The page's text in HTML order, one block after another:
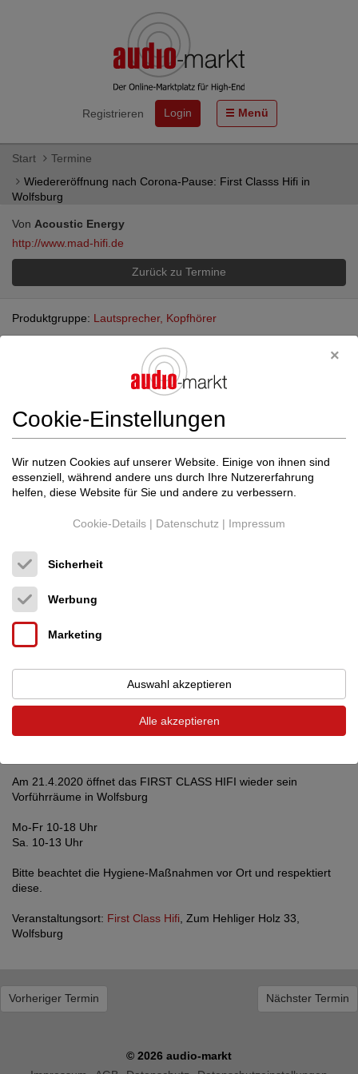
Registrieren Login Menü
Start
Termine
Wiedereröffnung nach Corona-Pause: First Classs Hifi in
Wolfsburg
Von Acoustic Energy
http://www.mad-hifi.de
Zurück zu Termine
Produktgruppe: Lautsprecher, Kopfhörer
Wiedereröffnung nach Corona-Pause:
First Classs Hifi in Wolfsburg
Es gibt wieder das volle Programm von Hifi, u.a.
zu kaufen und nicht zur zu bestaunen.
Am 21.4.2020 öffnet das FIRST CLASS HIFI wieder sein
Vorführräume in Wolfsburg
Mo-Fr 10-18 Uhr
Sa. 10-13 Uhr
Bitte beachtet die Hygiene-Maßnahmen vor Ort und respektiert
diese.
Veranstaltungsort: First Class Hifi , Zum Hehliger Holz 33,
Wolfsburg
Vorheriger Termin Nächster Termin
© 2026 audio-markt
Cookie-Einstellungen
Wir nutzen Cookies auf unserer Website. Einige von ihnen sind
essenziell, während andere uns durch Ihre Nutzererfahrung
helfen, diese Website für Sie und andere zu verbessern.
Cookie-Details | Datenschutz | Impressum
Sicherheit
Werbung
Marketing
Auswahl akzeptieren
Alle akzeptieren